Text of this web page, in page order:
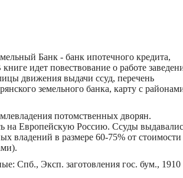
Банк - банк ипотечного кредита,
идет повествование о работе
движения выдачи ссуд, перечень
земельного банка, карту с
потомственных дворян.
на Европейскую Россию. Ссуды
владений в размере 60-75% от стоимости
Спб., Эксп. заготовления гос. бум., 1910